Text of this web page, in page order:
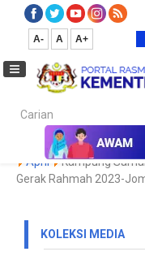
A- A A+
Carian...
Laman Utama Media
April
Kampung
Gerak Rahmah 2023-
KOLEKSI MEDIA